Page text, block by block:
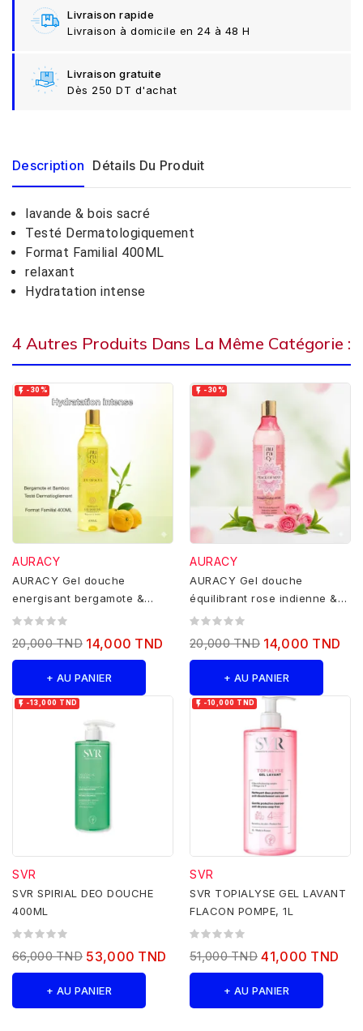
Livraison rapide
Livraison à domicile en 24 à 48 H
Livraison gratuite
Dès 250 DT d'achat
Description Détails Du Produit
lavande & bois sacré
Testé Dermatologiquement
Format Familial 400ML
relaxant
Hydratation intense
4 Autres Produits Dans La Même Catégorie :
 -30%
AURACY
AURACY Gel douche
energisant bergamote &
bamboo- 400ml
20,000 TND 14,000 TND
+ AU PANIER
 -30%
AURACY
AURACY Gel douche
équilibrant rose indienne &
thé vert- 400ml
20,000 TND 14,000 TND
+ AU PANIER
 -13,000 TND
SVR
SVR SPIRIAL DEO DOUCHE
400ML
66,000 TND 53,000 TND
+ AU PANIER
 -10,000 TND
SVR
SVR TOPIALYSE GEL LAVANT
FLACON POMPE, 1L
51,000 TND 41,000 TND
+ AU PANIER